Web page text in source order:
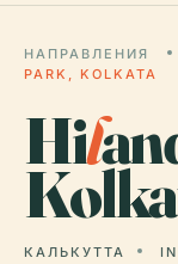
НАПРАВЛЕНИЯ
PARK, KOLKATA
Hil
КАЛЬКУТТА